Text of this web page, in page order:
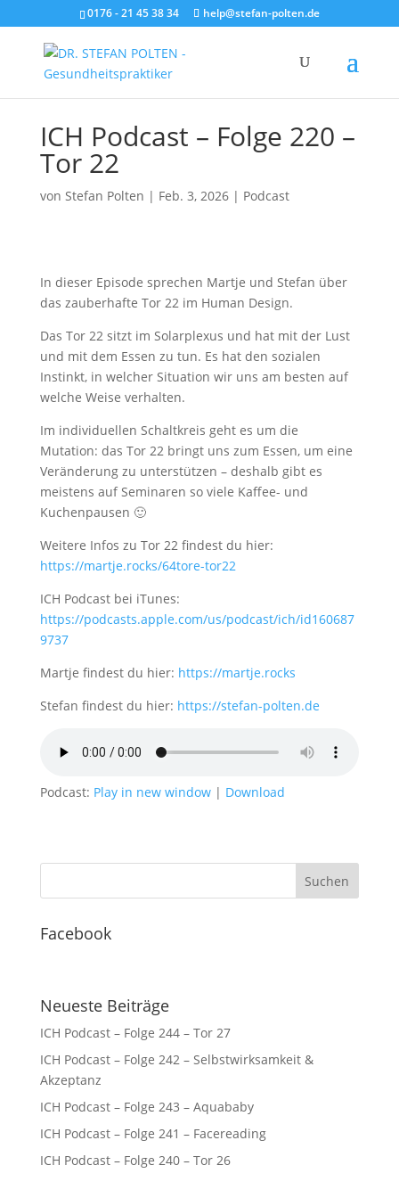
0176 - 21 45 38 34 help@stefan-polten.de
ICH Podcast – Folge 220 –
Tor 22
von Stefan Polten | Feb. 3, 2026| Podcast
In dieser Episode sprechen Martje und Stefan über
das zauberhafte Tor 22 im Human Design.
Das Tor 22 sitzt im Solarplexus und hat mit der Lust
und mit dem Essen zu tun. Es hat den sozialen
Instinkt, in welcher Situation wir uns am besten auf
welche Weise verhalten.
Im individuellen Schaltkreis geht es um die
Mutation: das Tor 22 bringt uns zum Essen, um eine
Veränderung zu unterstützen – deshalb gibt es
meistens auf Seminaren so viele Kaffee- und
Kuchenpausen 🙂
Weitere Infos zu Tor 22 findest du hier:
https://martje.rocks/64tore-tor22
ICH Podcast bei iTunes:
https://podcasts.apple.com/us/podcast/ich/id160687
9737
Martje findest du hier: https://martje.rocks
Stefan findest du hier: https://stefan-polten.de
Podcast: Play in new window| Download
Facebook
Neueste Beiträge
ICH Podcast – Folge 244 – Tor 27
ICH Podcast – Folge 242 – Selbstwirksamkeit &
Akzeptanz
ICH Podcast – Folge 243 – Aquababy
ICH Podcast – Folge 241 – Facereading
ICH Podcast – Folge 240 – Tor 26